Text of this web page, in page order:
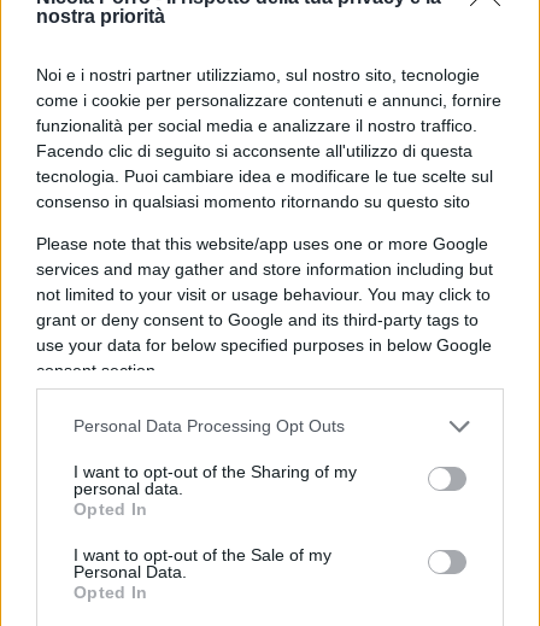
nostra priorità
Noi e i nostri partner utilizziamo, sul nostro sito, tecnologie
come i cookie per personalizzare contenuti e annunci, fornire
funzionalità per social media e analizzare il nostro traffico.
Facendo clic di seguito si acconsente all'utilizzo di questa
tecnologia. Puoi cambiare idea e modificare le tue scelte sul
consenso in qualsiasi momento ritornando su questo sito
Please note that this website/app uses one or more Google
services and may gather and store information including but
not limited to your visit or usage behaviour. You may click to
grant or deny consent to Google and its third-party tags to
use your data for below specified purposes in below Google
consent section.
Personal Data Processing Opt Outs
I want to opt-out of the Sharing of my
personal data.
Opted In
I want to opt-out of the Sale of my
Personal Data.
Opted In
24/04/2026 26/04/2026
Le vignette satiriche di Beppe Fantin, illustratore
trevigiano, nascono dalla passione dell'autore per
dare voce a situazioni, non solo politiche, attraverso i
disegni utilizzando da sempre la tecnica riconoscibile
dell'acquerello. Orgogliosamente un liberale di
centrodestra, il vignettista non fatica a trovare le sue
ispirazioni dall’attuale sinistra, che a suo dire, mai
come in questo momento sta dando il “meglio” di sé.
quando non supera l’indecenza, fino a quando non
offende e non è volgare. Una frase di Alexander
Pushkin lo accompagna da sempre: “Dove non arriva